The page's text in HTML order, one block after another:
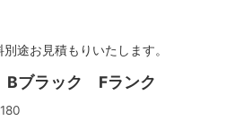
途お見積もりいたします。
ブラック Fランク